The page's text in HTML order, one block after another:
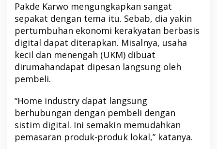
Pakde Karwo mengungkapkan sangat
sepakat dengan tema itu. Sebab, dia yakin
pertumbuhan ekonomi kerakyatan berbasis
digital dapat diterapkan. Misalnya, usaha
kecil dan menengah (UKM) dibuat
dirumahandapat dipesan langsung oleh
pembeli.
“Home industry dapat langsung
berhubungan dengan pembeli dengan
sistim digital. Ini semakin memudahkan
pemasaran produk-produk lokal,” katanya.